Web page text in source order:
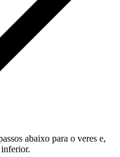
abaixo para o veres e,